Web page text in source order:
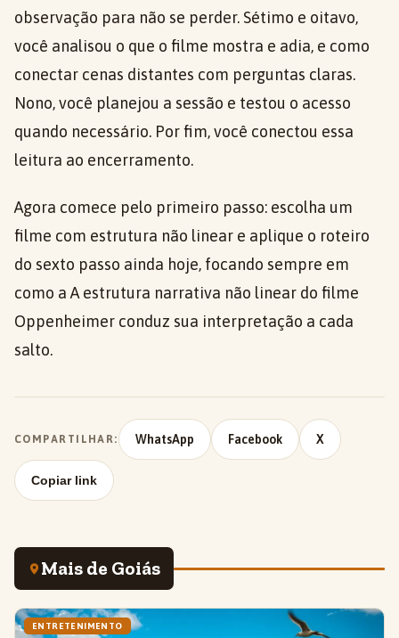
observação para não se perder. Sétimo e oitavo,
você analisou o que o filme mostra e adia, e como
conectar cenas distantes com perguntas claras.
Nono, você planejou a sessão e testou o acesso
quando necessário. Por fim, você conectou essa
leitura ao encerramento.
Agora comece pelo primeiro passo: escolha um
filme com estrutura não linear e aplique o roteiro
do sexto passo ainda hoje, focando sempre em
como a A estrutura narrativa não linear do filme
Oppenheimer conduz sua interpretação a cada
salto.
COMPARTILHAR: WhatsApp Facebook X
Copiar link
Mais de Goiás
ENTRETENIMENTO